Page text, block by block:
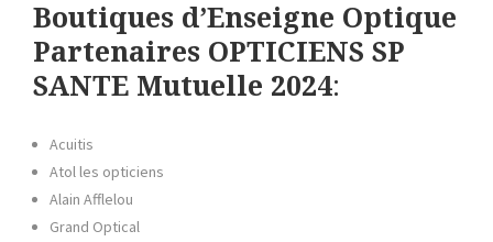
Boutiques d’Enseigne Optique
Partenaires OPTICIENS SP
SANTE Mutuelle 2024:
Acuitis
Atol les opticiens
Alain Afflelou
Grand Optical